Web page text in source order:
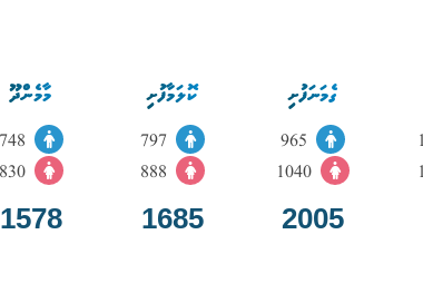
ގެމަނަފުށި
965
1040
2005
ކޮލަމާފުށި
797
1685
މާމެންދޫ
748
830
1578